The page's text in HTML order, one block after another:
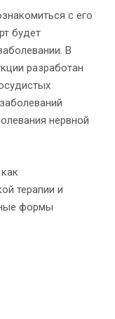
с его
будет
В
разработан
нервной
терапии и
формы